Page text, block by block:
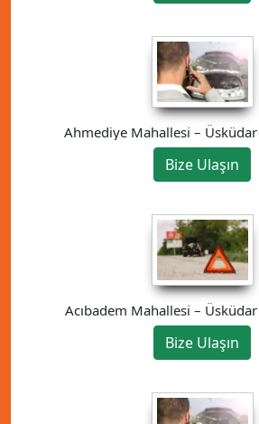
Ahmediye Mahallesi – Üsküdar
Bize Ulaşın
Acıbadem Mahallesi – Üsküdar
Bize Ulaşın